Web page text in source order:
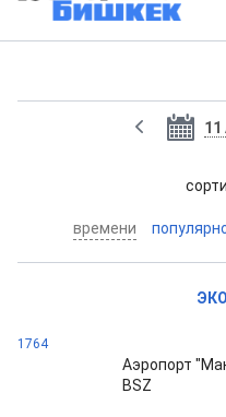
11
времени
1764
Аэропорт
BSZ